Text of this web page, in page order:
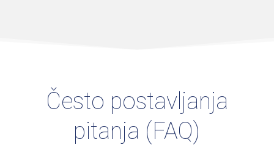
Često postavljanja
pitanja (FAQ)​